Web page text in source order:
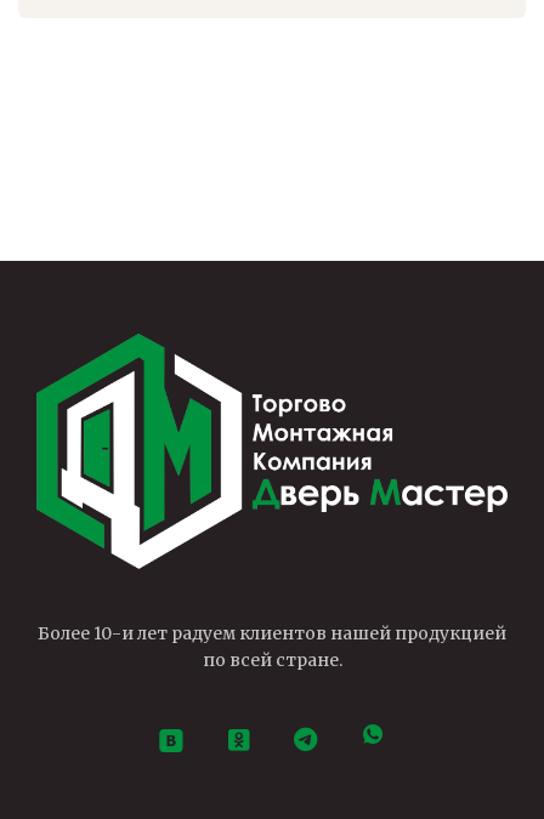
Более 10-и лет радуем клиентов нашей продукцией
по всей стране.